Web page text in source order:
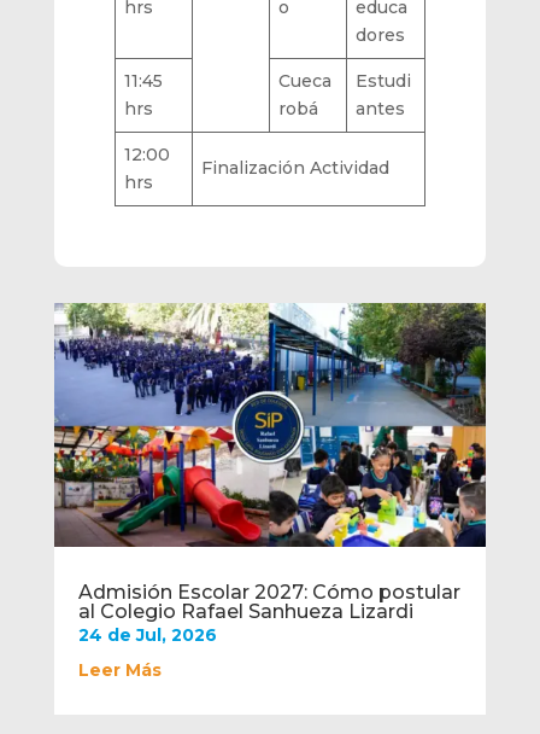
Admisión Escolar 2027: Cómo postular
al Colegio Rafael Sanhueza Lizardi
24 de Jul, 2026
Leer Más
hrs
o
educa
dores
11:45
hrs
Cueca
robá
Estudi
antes
12:00
hrs
Finalización Actividad